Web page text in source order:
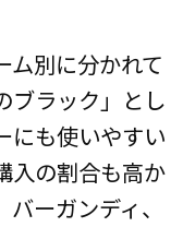
別に分かれて
ブラック」とし
にも使いやすい
入の割合も高か
ーガンディ、